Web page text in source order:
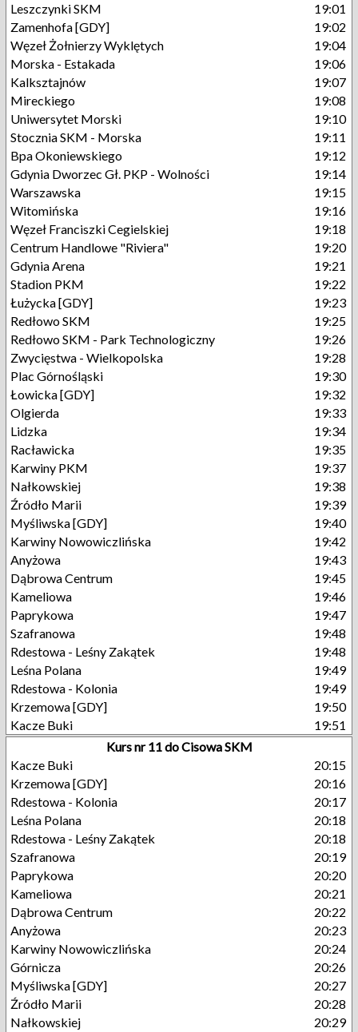
Leszczynki SKM
19:01
Zamenhofa [GDY]
19:02
Węzeł Żołnierzy Wyklętych
19:04
Morska - Estakada
19:06
Kalksztajnów
19:07
Mireckiego
19:08
Uniwersytet Morski
19:10
Stocznia SKM - Morska
19:11
Bpa Okoniewskiego
19:12
Gdynia Dworzec Gł. PKP - Wolności
19:14
Warszawska
19:15
Witomińska
19:16
Węzeł Franciszki Cegielskiej
19:18
Centrum Handlowe "Riviera"
19:20
Gdynia Arena
19:21
Stadion PKM
19:22
Łużycka [GDY]
19:23
Redłowo SKM
19:25
Redłowo SKM - Park Technologiczny
19:26
Zwycięstwa - Wielkopolska
19:28
Plac Górnośląski
19:30
Łowicka [GDY]
19:32
Olgierda
19:33
Lidzka
19:34
Racławicka
19:35
Karwiny PKM
19:37
Nałkowskiej
19:38
Źródło Marii
19:39
Myśliwska [GDY]
19:40
Karwiny Nowowiczlińska
19:42
Anyżowa
19:43
Dąbrowa Centrum
19:45
Kameliowa
19:46
Paprykowa
19:47
Szafranowa
19:48
Rdestowa - Leśny Zakątek
19:48
Leśna Polana
19:49
Rdestowa - Kolonia
19:49
Krzemowa [GDY]
19:50
Kacze Buki
19:51
Kurs nr 11 do Cisowa SKM
Kacze Buki
20:15
Krzemowa [GDY]
20:16
Rdestowa - Kolonia
20:17
Leśna Polana
20:18
Rdestowa - Leśny Zakątek
20:18
Szafranowa
20:19
Paprykowa
20:20
Kameliowa
20:21
Dąbrowa Centrum
20:22
Anyżowa
20:23
Karwiny Nowowiczlińska
20:24
Górnicza
20:26
Myśliwska [GDY]
20:27
Źródło Marii
20:28
Nałkowskiej
20:29